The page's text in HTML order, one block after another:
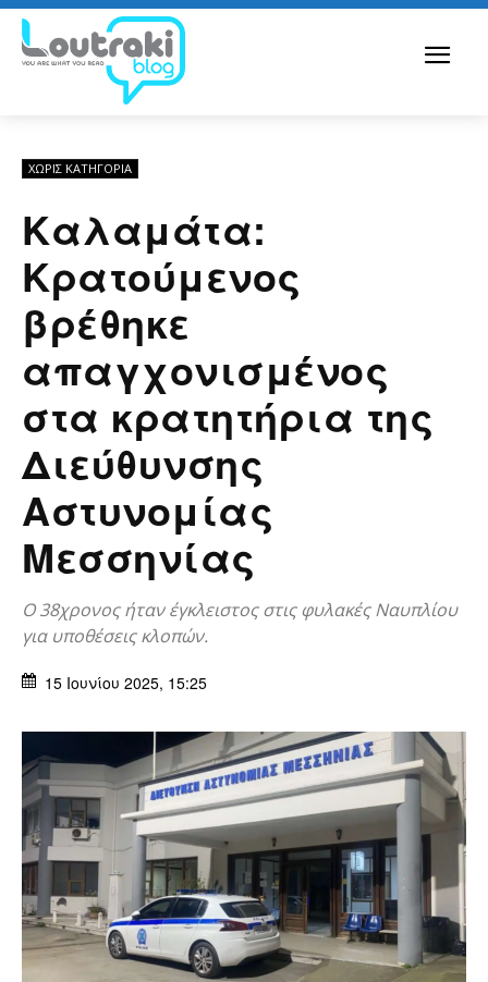
ΧΩΡΊΣ ΚΑΤΗΓΟΡΊΑ
Καλαμάτα:
Κρατούμενος
βρέθηκε
απαγχονισμένος
στα κρατητήρια της
Διεύθυνσης
Αστυνομίας
Μεσσηνίας
Ο 38χρονος ήταν έγκλειστος στις φυλακές Ναυπλίου
για υποθέσεις κλοπών.
15 Ιουνίου 2025, 15:25